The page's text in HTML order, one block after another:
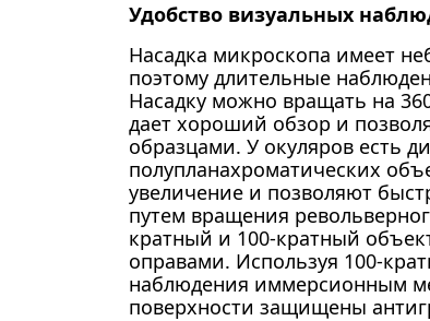
Удобство визуальных
Насадка микроскопа имеет
поэтому длительные
Насадку можно вращать на
дает хороший обзор и
образцами. У окуляров есть
полупланахроматических
увеличение и позволяют
путем вращения
кратный и 100-кратный
оправами. Используя 100-
наблюдения иммерсионным
поверхности защищены